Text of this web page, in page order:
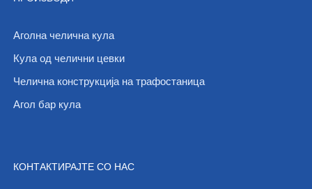
Аголна челична кула
Кула од челични цевки
Челична конструкција на трафостаница
Агол бар кула
КОНТАКТИРАЈТЕ СО НАС